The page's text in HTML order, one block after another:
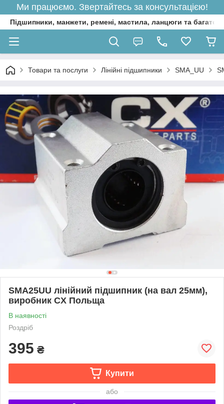
Ми працюємо. Звертайтесь за консультацією!
Підшипники, манжети, ремені, мастила, ланцюги та багато
Товари та послуги Лінійні підшипники SMA_UU
SMA25UU лінійний підшипник (на вал 25мм),
виробник CX Польща
В наявності
Роздріб
395 ₴
Купити
або